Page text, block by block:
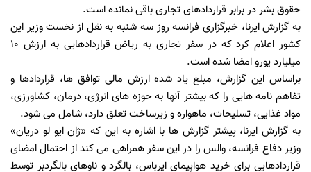
حقوق بشر در برابر قراردادهای تجاری باقی نمانده است.
به گزارش ایرنا، خبرگزاری فرانسه روز سه شنبه به نقل از نخست وزیر این
کشور اعلام کرد که در سفر تجاری به ریاض قراردادهایی به ارزش 10
میلیارد یورو امضا شده است.
براساس این گزارش، مبلغ یاد شده ارزش مالی توافق ها، قراردادها و
تفاهم نامه هایی را که بیشتر آنها به حوزه های انرژی، درمان، کشاورزی،
مواد غذایی، تسلیحات، ماهواره و زیرساخت تعلق دارد، شامل می شود.
به گزارش ایرنا، پیشتر گزارش ها با اشاره به این که «ژان ایو لو دریان»
وزیر دفاع فرانسه، والس را در این سفر همراهی می کند از احتمال امضای
قراردادهایی برای خرید هواپیمای ایرباس، بالگرد و ناوهای بالگردبر توسط